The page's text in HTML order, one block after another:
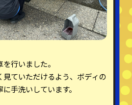
行いました。
見ていただけるよう、ボディの
手洗いしています。